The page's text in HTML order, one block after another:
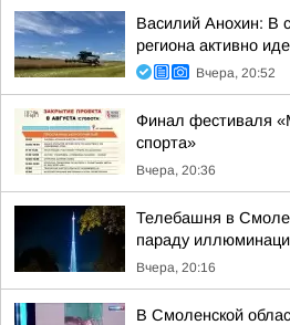
Василий Анохин: В
региона активно
Вчера, 20:52
Финал фестиваля
спорта»
Вчера, 20:36
Телебашня в
параду
Вчера, 20:16
В Смоленской